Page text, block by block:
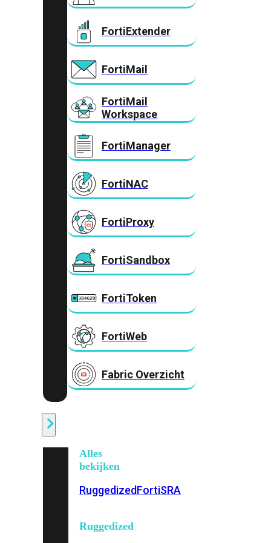
FortiExtender
FortiMail
FortiMail
Workspace
FortiManager
FortiNAC
FortiProxy
FortiSandbox
FortiToken
FortiWeb
Fabric Overzicht
Alles
bekijken
RuggedizedFortiSRA
Ruggedized